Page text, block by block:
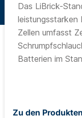
Das LiBrick-
leistungsstarken
Zellen umfasst
Batterien im
Zu den Produkten